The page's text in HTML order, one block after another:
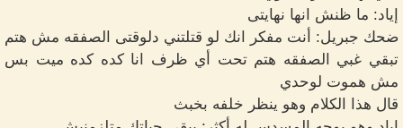
إياد: ما ظنش انها نهايتى
ضحك جبريل: أنت مفكر انك لو قتلتني دلوقتى الصفقه مش هتم
تبقي غبي الصفقه هتم تحت أي ظرف انا كده كده ميت بس
مش هموت لوحدي
قال هذا الكلام وهو ينظر خلفه بخبث